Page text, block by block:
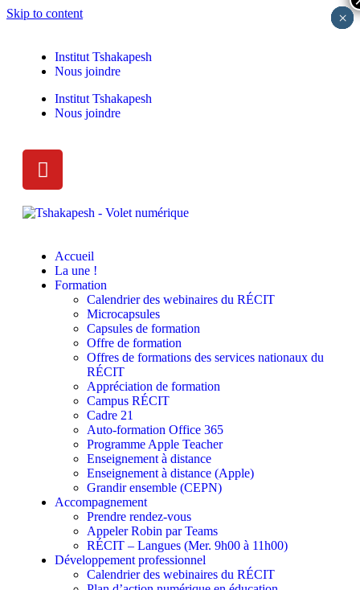
Skip to content
Institut Tshakapesh
Nous joindre
Institut Tshakapesh
Nous joindre
Accueil
La une !
Formation
Calendrier des webinaires du RÉCIT
Microcapsules
Capsules de formation
Offre de formation
Offres de formations des services nationaux du
RÉCIT
Appréciation de formation
Campus RÉCIT
Cadre 21
Auto-formation Office 365
Programme Apple Teacher
Enseignement à distance
Enseignement à distance (Apple)
Grandir ensemble (CEPN)
Accompagnement
Prendre rendez-vous
Appeler Robin par Teams
RÉCIT – Langues (Mer. 9h00 à 11h00)
Développement professionnel
Calendrier des webinaires du RÉCIT
×
×
×
×
×